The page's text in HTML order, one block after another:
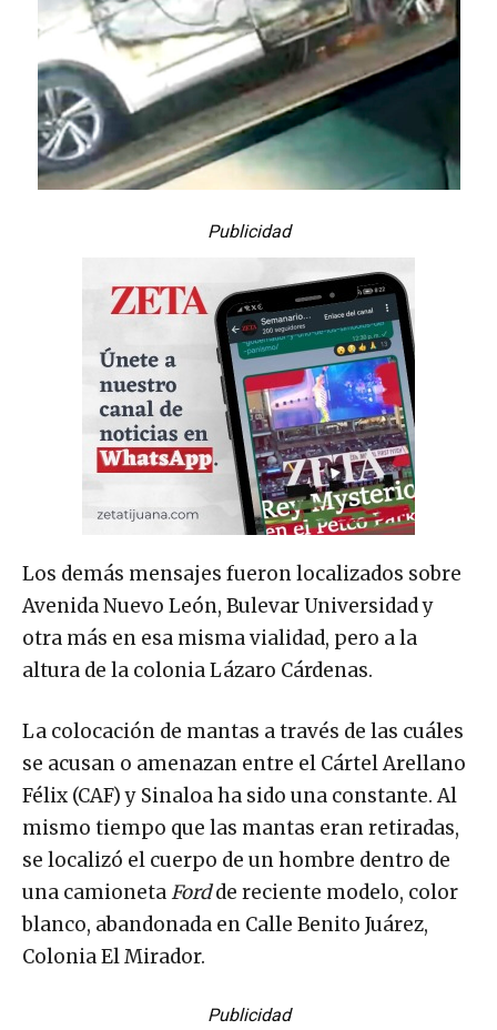
Publicidad
Los demás mensajes fueron localizados sobre
Avenida Nuevo León, Bulevar Universidad y
otra más en esa misma vialidad, pero a la
altura de la colonia Lázaro Cárdenas.
La colocación de mantas a través de las cuáles
se acusan o amenazan entre el Cártel Arellano
Félix (CAF) y Sinaloa ha sido una constante. Al
mismo tiempo que las mantas eran retiradas,
se localizó el cuerpo de un hombre dentro de
una camionetaFordde reciente modelo, color
blanco, abandonada en Calle Benito Juárez,
Colonia El Mirador.
Publicidad